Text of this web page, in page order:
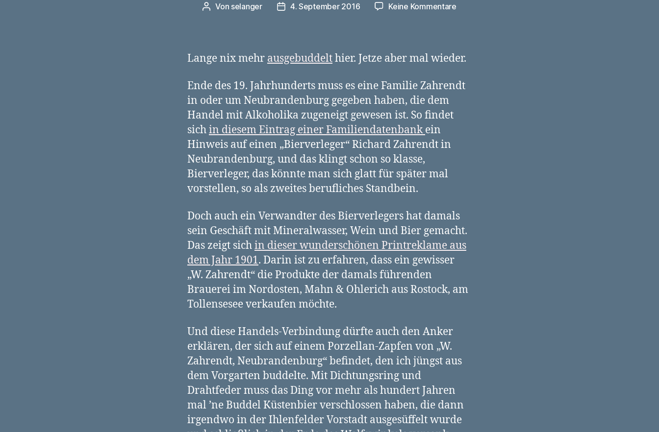
Beitragsautor
Von selanger Veröffentlichungsdatum
4. September 2016 Keine Kommentarezu
Lange nix mehr ausgebuddelthier. Jetze aber mal wieder.
Ende des 19. Jahrhunderts muss es eine Familie Zahrendt
in oder um Neubrandenburg gegeben haben, die dem
Handel mit Alkoholika zugeneigt gewesen ist. So findet
sichin diesem Eintrag einer Familiendatenbankein
Hinweis auf einen „Bierverleger“ Richard Zahrendt in
Neubrandenburg, und das klingt schon so klasse,
Bierverleger, das könnte man sich glatt für später mal
vorstellen, so als zweites berufliches Standbein.
Doch auch ein Verwandter des Bierverlegers hat damals
sein Geschäft mit Mineralwasser, Wein und Bier gemacht.
Das zeigt sichin dieser wunderschönen Printreklame aus
dem Jahr 1901. Darin ist zu erfahren, dass ein gewisser
„W. Zahrendt“ die Produkte der damals führenden
Brauerei im Nordosten, Mahn & Ohlerich aus Rostock, am
Tollensesee verkaufen möchte.
Und diese Handels-Verbindung dürfte auch den Anker
erklären, der sich auf einem Porzellan-Zapfen von „W.
Zahrendt, Neubrandenburg“ befindet, den ich jüngst aus
dem Vorgarten buddelte. Mit Dichtungsring und
Drahtfeder muss das Ding vor mehr als hundert Jahren
mal ’ne Buddel Küstenbier verschlossen haben, die dann
irgendwo in der Ihlenfelder Vorstadt ausgesüffelt wurde